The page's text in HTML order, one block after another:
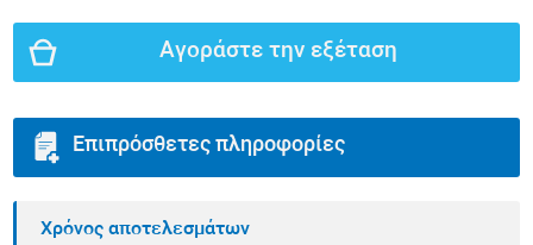
Αγοράστε την εξέταση
Επιπρόσθετες πληροφορίες
Χρόνος αποτελεσμάτων